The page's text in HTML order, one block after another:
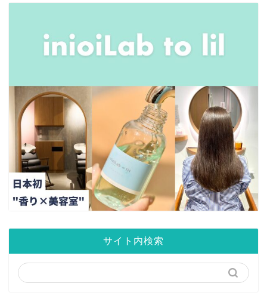
サイト内検索